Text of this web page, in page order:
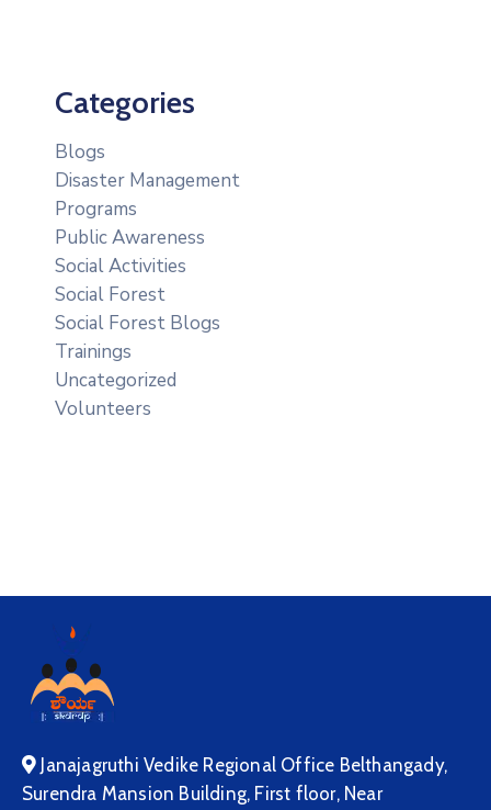
Categories
Blogs
Disaster Management
Programs
Public Awareness
Social Activities
Social Forest
Social Forest Blogs
Trainings
Uncategorized
Volunteers
Janajagruthi Vedike Regional Office Belthangady,
Surendra Mansion Building, First floor, Near